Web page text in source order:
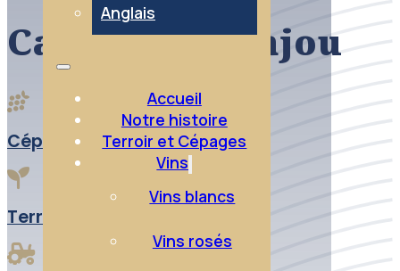
Anglais
Accueil
Notre histoire
Terroir et Cépages
Vins
Vins blancs
Vins rosés
Cabernet d’Anjou
Cépage: 100% Cabernet franc
Terroir: